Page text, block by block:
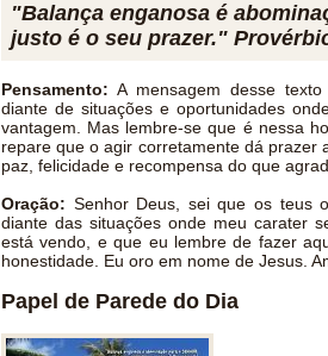
"Balança enganosa é
justo é o seu prazer."
Pensamento: A mensagem desse
diante de situações e oportunidades
vantagem. Mas lembre-se que é nessa
repare que o agir corretamente dá prazer
paz, felicidade e recompensa do que
Oração: Senhor Deus, sei que os teus
diante das situações onde meu carater
está vendo, e que eu lembre de fazer
honestidade. Eu oro em nome de Jesus.
Papel de Parede do Dia